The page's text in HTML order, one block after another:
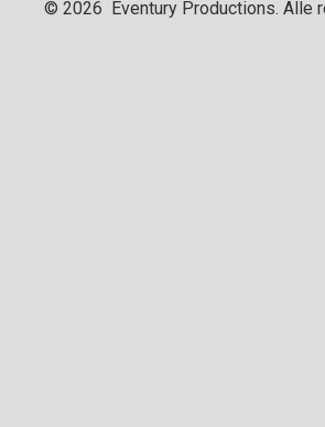
© 2026 Eventury Productions. Alle